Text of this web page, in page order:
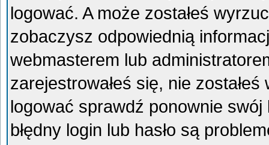
logować. A może zostałeś
zobaczysz odpowiednią
webmasterem lub
zarejestrowałeś się, nie
logować sprawdź ponownie swój
błędny login lub hasło są